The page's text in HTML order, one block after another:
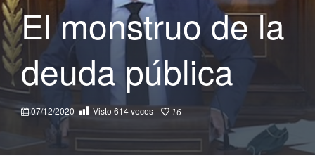
El monstruo de la
deuda pública
07/12/2020 Visto 614veces 16